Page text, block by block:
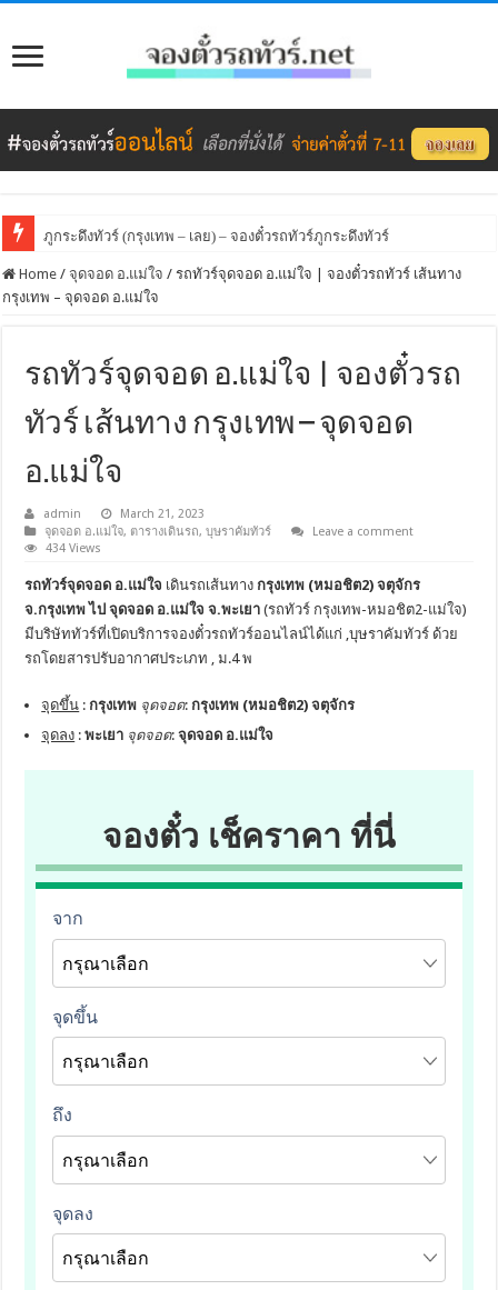
ภูกระดึงทัวร์ (กรุงเทพ – เลย) – จองตั๋วรถทัวร์ภูกระดึงทัวร์
Home / จุดจอด อ.แม่ใจ / รถทัวร์จุดจอด อ.แม่ใจ | จองตั๋วรถทัวร์ เส้นทาง
กรุงเทพ – จุดจอด อ.แม่ใจ
รถทัวร์จุดจอด อ.แม่ใจ | จองตั๋วรถ
ทัวร์ เส้นทาง กรุงเทพ – จุดจอด
อ.แม่ใจ
admin
March 21, 2023
จุดจอด อ.แม่ใจ, ตารางเดินรถ,บุษราคัมทัวร์
Leave a comment
434 Views
รถทัวร์จุดจอด อ.แม่ใจ เดินรถเส้นทางกรุงเทพ (หมอชิต2) จตุจักร
จ.กรุงเทพ ไป จุดจอด อ.แม่ใจ จ.พะเยา (รถทัวร์ กรุงเทพ-หมอชิต2-แม่ใจ)
มีบริษัททัวร์ที่เปิดบริการจองตั๋วรถทัวร์ออนไลน์ได้แก่ ,บุษราคัมทัวร์ ด้วย
รถโดยสารปรับอากาศประเภท , ม.4 พ
จุดขึ้น :กรุงเทพ จุดจอด:กรุงเทพ (หมอชิต2) จตุจักร
จุดลง :พะเยา จุดจอด:จุดจอด อ.แม่ใจ
จองตั๋ว เช็คราคา ที่นี่